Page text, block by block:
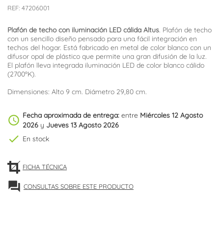
REF: 47206001
Plafón de techo con iluminación LED cálida Altus. Plafón de techo
con un sencillo diseño pensado para una fácil integración en
techos del hogar. Está fabricado en metal de color blanco con un
difusor opal de plástico que permite una gran difusión de la luz.
El plafón lleva integrada iluminación LED de color blanco cálido
(2700ºK).
Dimensiones: Alto 9 cm. Diámetro 29,80 cm.
schedule Fecha aproximada de entrega: entre Miércoles 12 Agosto
2026 y Jueves 13 Agosto 2026
check En stock
FICHA TÉCNICA
forum CONSULTAS SOBRE ESTE PRODUCTO